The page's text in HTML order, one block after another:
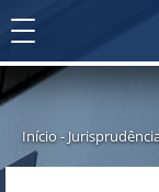
Toggle
navigation
Início-Jurisprudência